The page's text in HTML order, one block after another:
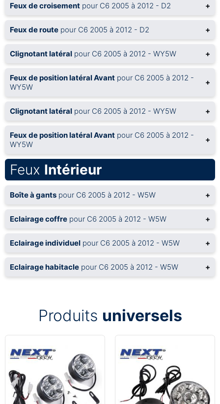
Feux de croisement pour C6 2005 à 2012 - D2 +
Feux de route pour C6 2005 à 2012 - D2 +
Clignotant latéral pour C6 2005 à 2012 - WY5W +
Feux de position latéral Avant pour C6 2005 à 2012 -
WY5W
+
Clignotant latéral pour C6 2005 à 2012 - WY5W +
Feux de position latéral Avant pour C6 2005 à 2012 -
WY5W
+
Feux Intérieur
Boîte à gants pour C6 2005 à 2012 - W5W +
Eclairage coffre pour C6 2005 à 2012 - W5W +
Eclairage individuel pour C6 2005 à 2012 - W5W +
Eclairage habitacle pour C6 2005 à 2012 - W5W +
Produits universels